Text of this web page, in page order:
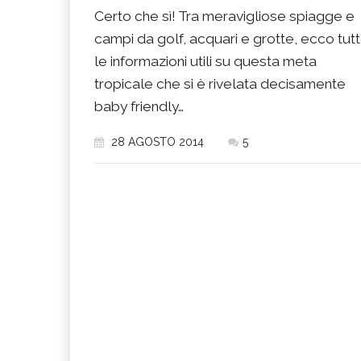
Certo che sì! Tra meravigliose spiagge e
campi da golf, acquari e grotte, ecco
le informazioni utili su questa meta
tropicale che si è rivelata decisamente
baby friendly…
28 AGOSTO 2014 5